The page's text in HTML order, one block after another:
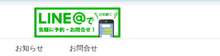
お知らせ お問合せ